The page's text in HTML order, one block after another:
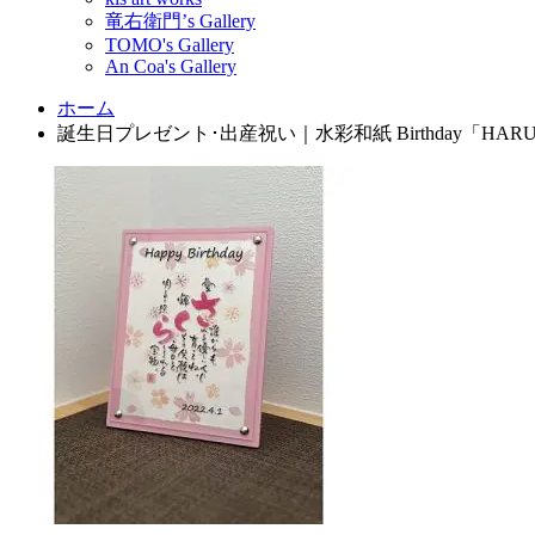
竜右衛門’s Gallery
TOMO's Gallery
An Coa's Gallery
ホーム
誕生日プレゼント･出産祝い｜水彩和紙 Birthday「